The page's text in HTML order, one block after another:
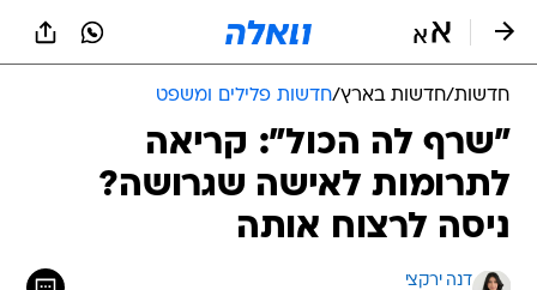
חדשות/חדשות בארץ/חדשות פלילים ומשפט
"שרף לה הכול": קריאה
לתרומות לאישה שגרושה?
ניסה לרצוח אותה
דנה ירקצי